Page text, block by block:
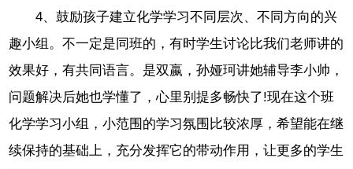
4、鼓励孩子建立化学学习不同层次、不同方向的兴
趣小组。不一定是同班的，有时学生讨论比我们老师讲的
效果好，有共同语言。是双嬴，孙娅珂讲她辅导李小帅，
问题解决后她也学懂了，心里别提多畅快了!现在这个班
化学学习小组，小范围的学习氛围比较浓厚，希望能在继
续保持的基础上，充分发挥它的带动作用，让更多的学生